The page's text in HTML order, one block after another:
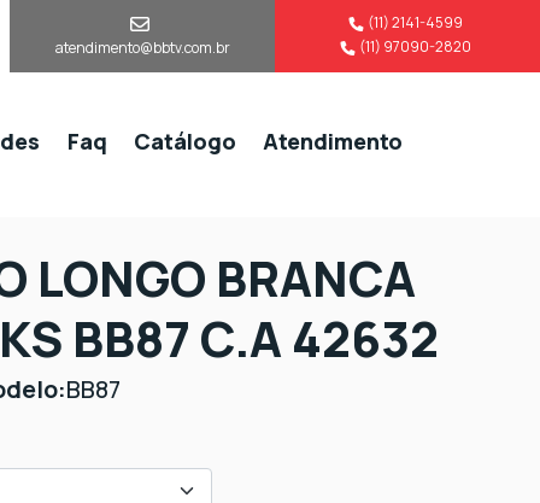
atendimento@bbtv.com.br
(11) 2141-4599
(11) 97090-2820
Faq Catálogo Atendimento
LONGO BRANCA
BB87 C.A 42632
BB87